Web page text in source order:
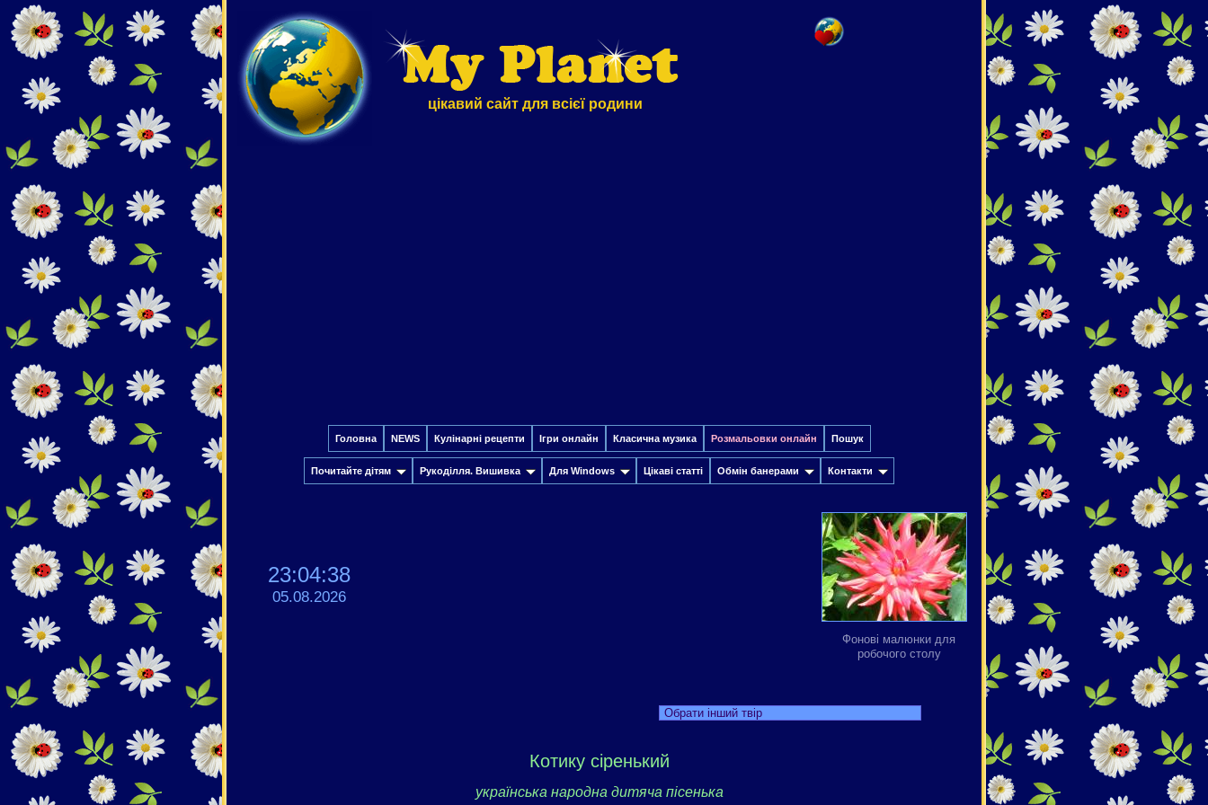
цікавий сайт для всієї родини
Головна NEWS Кулінарні рецепти Ігри онлайн Класична музика Розмальовки онлайн Пошук
Почитайте дітям Рукоділля. Вишивка Для Windows Цікаві статті Обмін банерами Контакти
23:04:38
05.08.2026
Фонові малюнки для
робочого столу
Обрати інший твір
Котику сіренький
українська народна дитяча пісенька